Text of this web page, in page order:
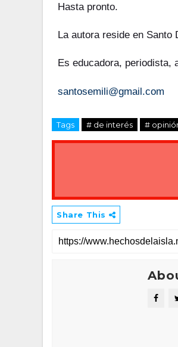
Hasta pronto.
La autora reside en Santo
Es educadora, periodista,
santosemili@gmail.com
Tags # de interés #
Share This